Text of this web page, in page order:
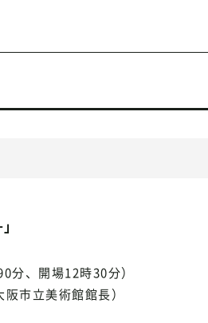
分、開場12時30分）
市立美術館館長）